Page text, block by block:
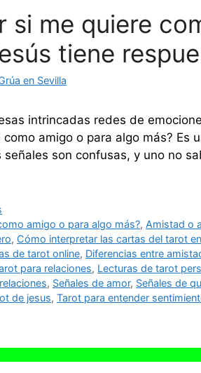
si me quiere
tiene
en Sevilla
intrincadas redes de
amigo o para algo más? Es
son confusas, y uno no
amigo o para algo más?, Amistad o
, Cómo interpretar las cartas del tarot
de tarot online, Diferencias entre
para relaciones, Lecturas de tarot
, Señales de amor, Señales de
de jesus, Tarot para entender